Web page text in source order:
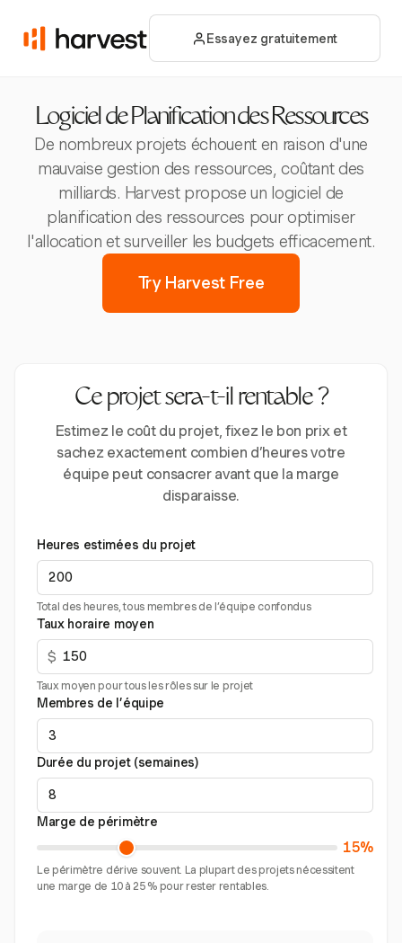
Essayez gratuitement
Logiciel de Planification des Ressources
De nombreux projets échouent en raison d'une
mauvaise gestion des ressources, coûtant des
milliards. Harvest propose un logiciel de
planification des ressources pour optimiser
l'allocation et surveiller les budgets efficacement.
Try Harvest Free
Ce projet sera-t-il rentable ?
Estimez le coût du projet, fixez le bon prix et
sachez exactement combien d’heures votre
équipe peut consacrer avant que la marge
disparaisse.
Heures estimées du projet
Total des heures, tous membres de l’équipe confondus
Taux horaire moyen
$
Taux moyen pour tous les rôles sur le projet
Membres de l’équipe
Durée du projet (semaines)
Marge de périmètre
15%
Le périmètre dérive souvent. La plupart des projets nécessitent
une marge de 10 à 25 % pour rester rentables.